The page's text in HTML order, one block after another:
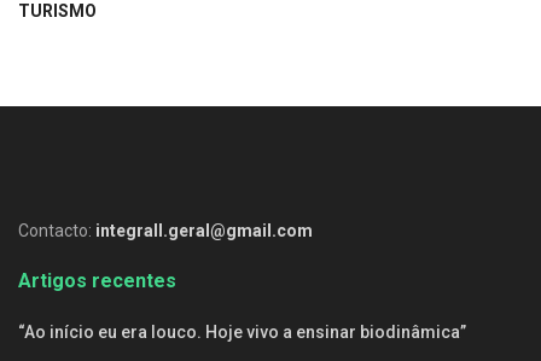
TURISMO
Contacto: integrall.geral@gmail.com
Artigos recentes
“Ao início eu era louco. Hoje vivo a ensinar biodinâmica”